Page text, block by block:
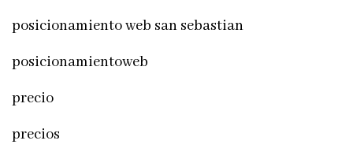
posicionamiento web san sebastian
posicionamientoweb
precio
precios